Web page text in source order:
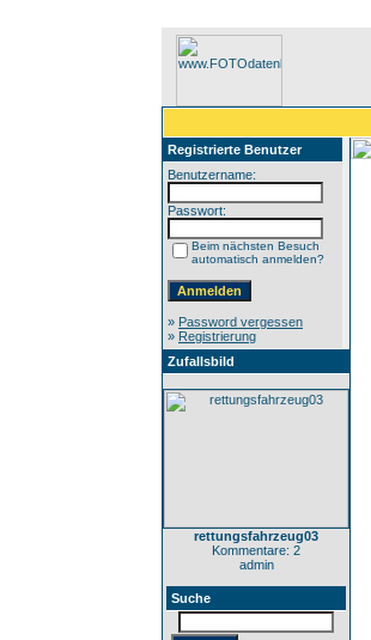
Registrierte Benutzer
Benutzername:
Passwort:
Beim nächsten Besuch
automatisch anmelden?
» Password vergessen
» Registrierung
Zufallsbild
rettungsfahrzeug03
Kommentare: 2
admin
Suche